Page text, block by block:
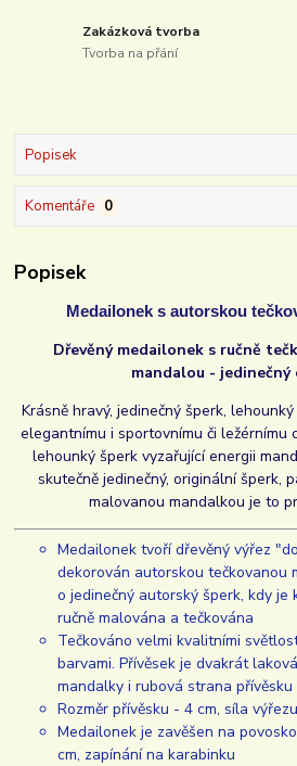
Zakázková tvorba
Tvorba na přání
Popisek
Komentáře 0
Popisek
Medailonek s autorskou
Dřevěný medailonek s ručně
mandalou -
Krásně hravý, jedinečný šperk,
elegantnímu i sportovnímu či ležérnímu
lehounký šperk vyzařující energii
skutečně jedinečný, originální šperk,
malovanou mandalkou je to
Medailonek tvoří dřevěný výřez
dekorován autorskou tečkovanou
o jedinečný autorský šperk, kdy je
ručně malována a tečkována
Tečkováno velmi kvalitními
barvami. Přívěsek je dvakrát
mandalky i rubová strana přívěsku
Rozměr přívěsku - 4 cm, síla
Medailonek je zavěšen na
cm, zapínání na karabinku